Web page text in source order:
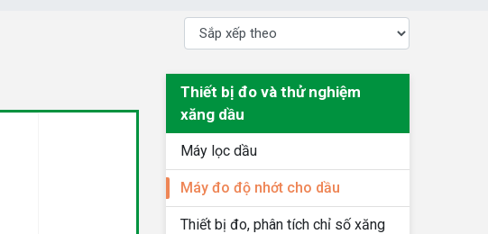
Thiết bị đo và thử nghiệm
xăng dầu
Máy lọc dầu
Máy đo độ nhớt cho dầu
Thiết bị đo, phân tích chỉ số xăng